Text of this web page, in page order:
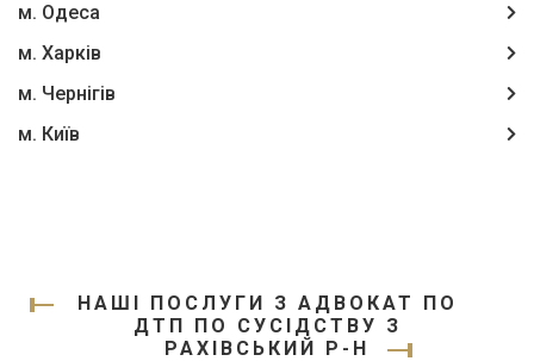
м. Одеса
м. Харків
м. Чернігів
м. Київ
НАШІ ПОСЛУГИ З АДВОКАТ ПО
ДТП ПО СУСІДСТВУ З
РАХІВСЬКИЙ Р-Н